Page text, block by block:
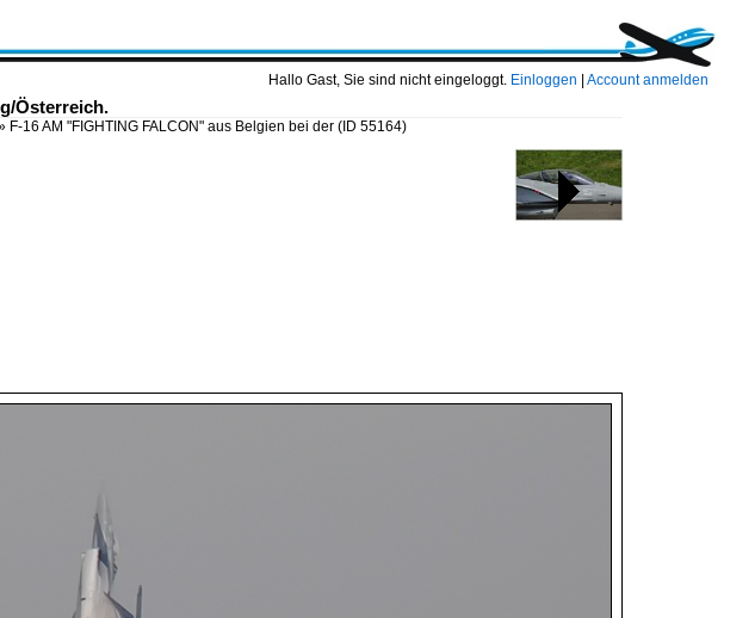
Hallo Gast, Sie sind nicht eingeloggt. Einloggen Account anmelden
Österreich.
F-16 AM "FIGHTING FALCON" aus Belgien bei der (ID 55164)